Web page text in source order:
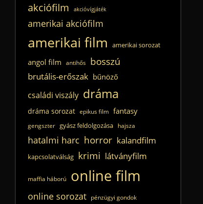
akciófilm akcióvígjáték
amerikai akciófilm
amerikai film amerikai sorozat
angol film antihős bosszú
brutális-erőszak bűnöző
családi viszály dráma
dráma sorozat epikus film fantasy
gengszter gyász feldolgozása hajsza
hatalmi harc horror kalandfilm
kapcsolatválság krimi látványfilm
maffia háború online film
online sorozat pénzügyi gondok